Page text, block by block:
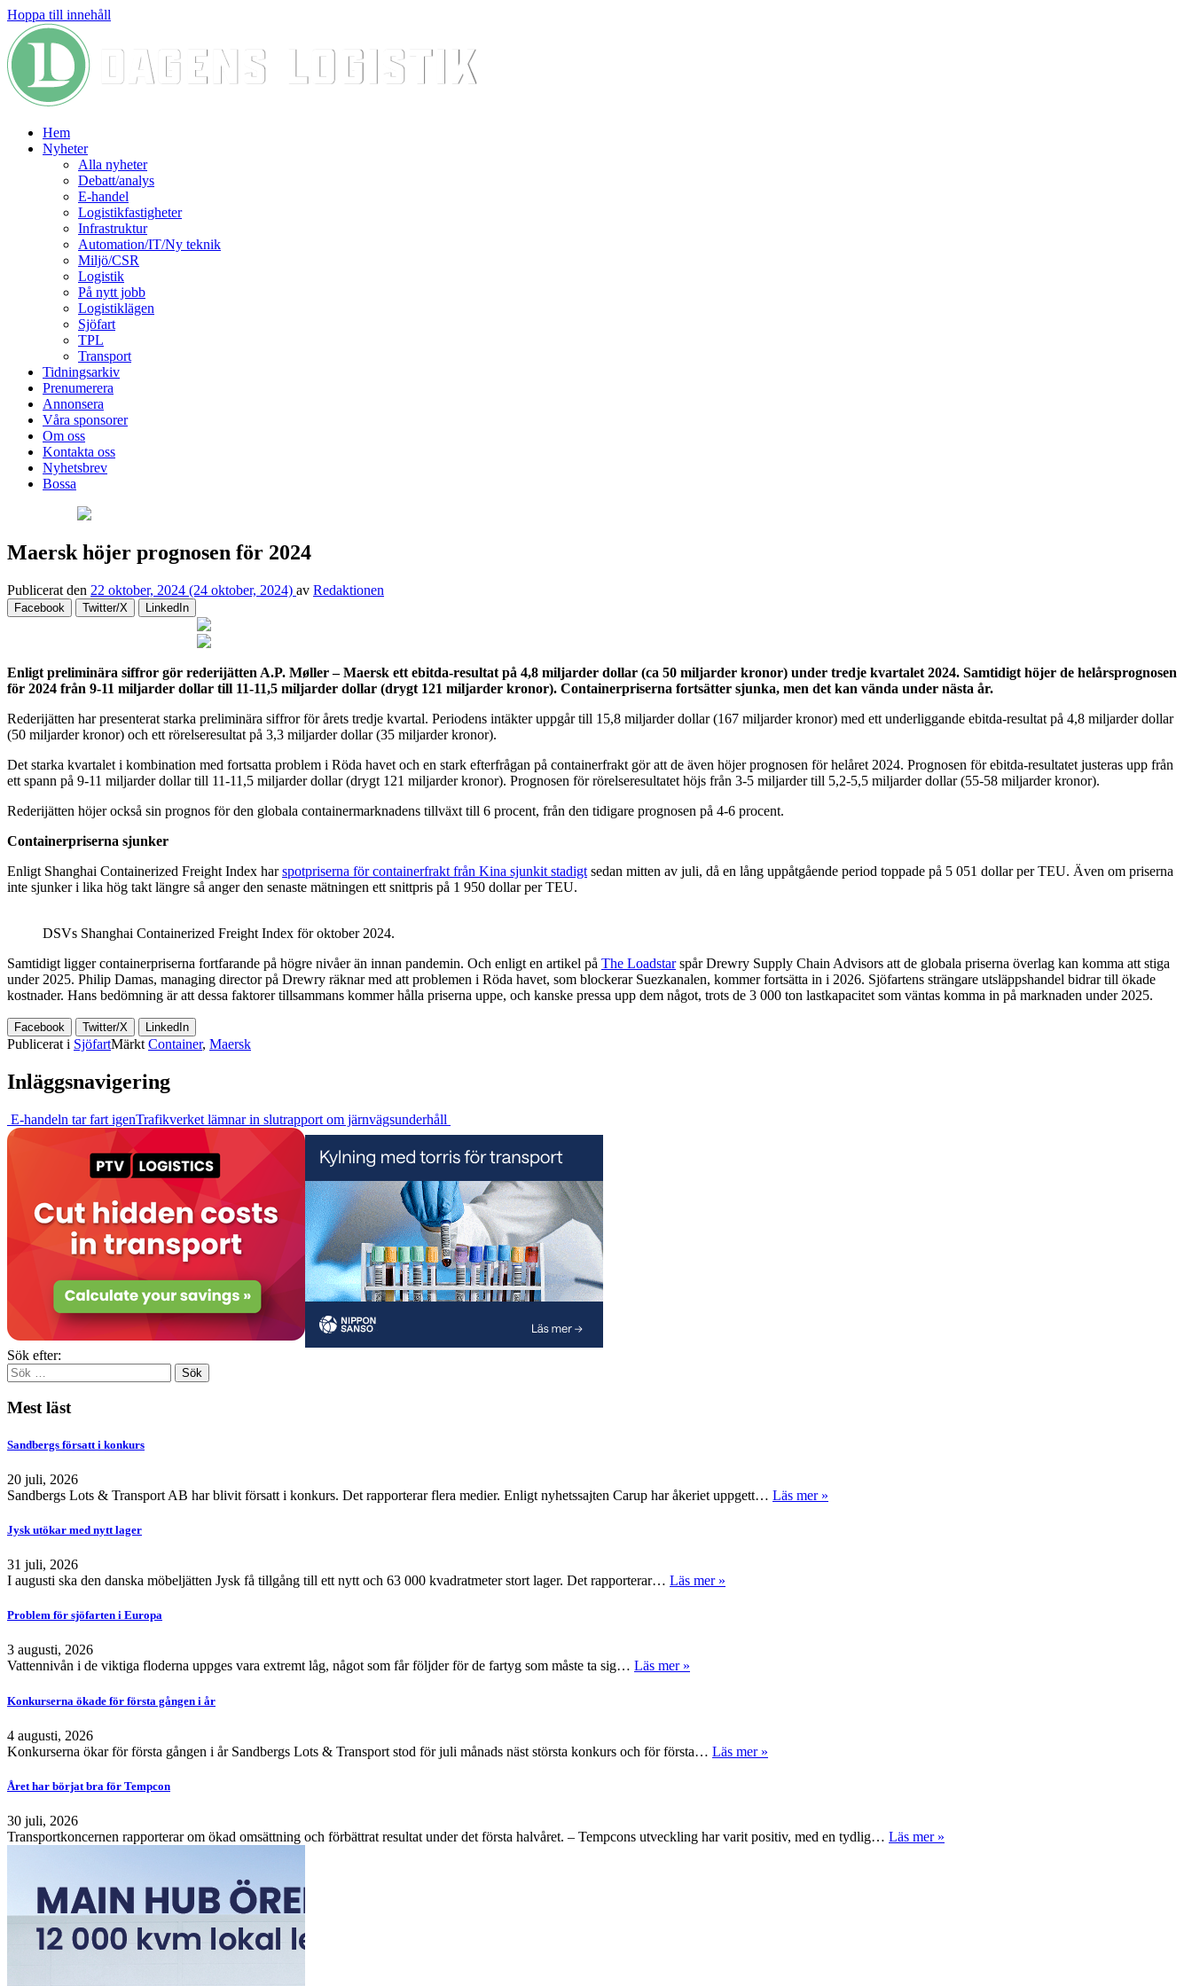
Hoppa till innehåll
Hem
Nyheter
Alla nyheter
Debatt/analys
E-handel
Logistikfastigheter
Infrastruktur
Automation/IT/Ny teknik
Miljö/CSR
Logistik
På nytt jobb
Logistiklägen
Sjöfart
TPL
Transport
Tidningsarkiv
Prenumerera
Annonsera
Våra sponsorer
Om oss
Kontakta oss
Nyhetsbrev
Bossa
Maersk höjer prognosen för 2024
Publicerat den 22 oktober, 2024 (24 oktober, 2024) av Redaktionen
Facebook Twitter/X LinkedIn
Enligt preliminära siffror gör rederijätten A.P. Møller – Maersk ett ebitda-resultat på 4,8 miljarder dollar (ca 50 miljarder kronor) under tredje kvartalet 2024. Samtidigt höjer de helårsprognosen
för 2024 från 9-11 miljarder dollar till 11-11,5 miljarder dollar (drygt 121 miljarder kronor). Containerpriserna fortsätter sjunka, men det kan vända under nästa år.
Rederijätten har presenterat starka preliminära siffror för årets tredje kvartal. Periodens intäkter uppgår till 15,8 miljarder dollar (167 miljarder kronor) med ett underliggande ebitda-resultat på 4,8 miljarder dollar
(50 miljarder kronor) och ett rörelseresultat på 3,3 miljarder dollar (35 miljarder kronor).
Det starka kvartalet i kombination med fortsatta problem i Röda havet och en stark efterfrågan på containerfrakt gör att de även höjer prognosen för helåret 2024. Prognosen för ebitda-resultatet justeras upp från
ett spann på 9-11 miljarder dollar till 11-11,5 miljarder dollar (drygt 121 miljarder kronor). Prognosen för rörelseresultatet höjs från 3-5 miljarder till 5,2-5,5 miljarder dollar (55-58 miljarder kronor).
Rederijätten höjer också sin prognos för den globala containermarknadens tillväxt till 6 procent, från den tidigare prognosen på 4-6 procent.
Containerpriserna sjunker
Enligt Shanghai Containerized Freight Index harspotpriserna för containerfrakt från Kina sjunkit stadigt sedan mitten av juli, då en lång uppåtgående period toppade på 5 051 dollar per TEU. Även om priserna
inte sjunker i lika hög takt längre så anger den senaste mätningen ett snittpris på 1 950 dollar per TEU.
DSVs Shanghai Containerized Freight Index för oktober 2024.
Samtidigt ligger containerpriserna fortfarande på högre nivåer än innan pandemin. Och enligt en artikel på The Loadstarspår Drewry Supply Chain Advisors att de globala priserna överlag kan komma att stiga
under 2025. Philip Damas, managing director på Drewry räknar med att problemen i Röda havet, som blockerar Suezkanalen, kommer fortsätta in i 2026. Sjöfartens strängare utsläppshandel bidrar till ökade
kostnader. Hans bedömning är att dessa faktorer tillsammans kommer hålla priserna uppe, och kanske pressa upp dem något, trots de 3 000 ton lastkapacitet som väntas komma in på marknaden under 2025.
Facebook Twitter/X LinkedIn
Publicerat i SjöfartMärkt Container, Maersk
Inläggsnavigering
E-handeln tar fart igenTrafikverket lämnar in slutrapport om järnvägsunderhåll
Sök efter:
Mest läst
Sandbergs försatt i konkurs
20 juli, 2026
Sandbergs Lots & Transport AB har blivit försatt i konkurs. Det rapporterar flera medier. Enligt nyhetssajten Carup har åkeriet uppgett… Läs mer »
Jysk utökar med nytt lager
31 juli, 2026
I augusti ska den danska möbeljätten Jysk få tillgång till ett nytt och 63 000 kvadratmeter stort lager. Det rapporterar… Läs mer »
Problem för sjöfarten i Europa
3 augusti, 2026
Vattennivån i de viktiga floderna uppges vara extremt låg, något som får följder för de fartyg som måste ta sig… Läs mer »
Konkurserna ökade för första gången i år
4 augusti, 2026
Konkurserna ökar för första gången i år Sandbergs Lots & Transport stod för juli månads näst största konkurs och för första… Läs mer »
Året har börjat bra för Tempcon
30 juli, 2026
Transportkoncernen rapporterar om ökad omsättning och förbättrat resultat under det första halvåret. – Tempcons utveckling har varit positiv, med en tydlig… Läs mer »